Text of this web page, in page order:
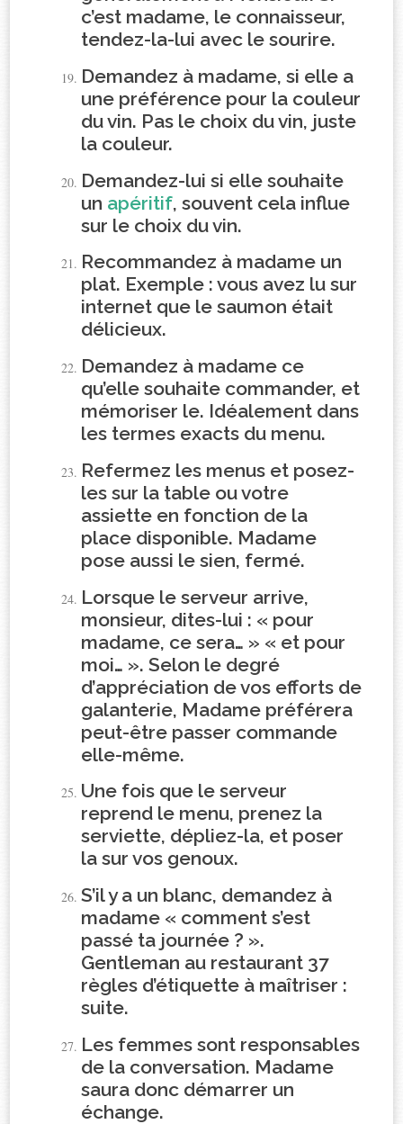
c’est madame, le connaisseur,
tendez-la-lui avec le sourire.
Demandez à madame, si elle a
une préférence pour la couleur
du vin. Pas le choix du vin, juste
la couleur.
Demandez-lui si elle souhaite
un apéritif, souvent cela influe
sur le choix du vin.
Recommandez à madame un
plat. Exemple : vous avez lu sur
internet que le saumon était
délicieux.
Demandez à madame ce
qu’elle souhaite commander, et
mémoriser le. Idéalement dans
les termes exacts du menu.
Refermez les menus et posez-
les sur la table ou votre
assiette en fonction de la
place disponible. Madame
pose aussi le sien, fermé.
Lorsque le serveur arrive,
monsieur, dites-lui : « pour
madame, ce sera… » « et pour
moi… ». Selon le degré
d’appréciation de vos efforts de
galanterie, Madame préférera
peut-être passer commande
elle-même.
Une fois que le serveur
reprend le menu, prenez la
serviette, dépliez-la, et poser
la sur vos genoux.
S’il y a un blanc, demandez à
madame « comment s’est
passé ta journée ? ».
Gentleman au restaurant 37
règles d’étiquette à maîtriser :
suite.
Les femmes sont responsables
de la conversation. Madame
saura donc démarrer un
échange.